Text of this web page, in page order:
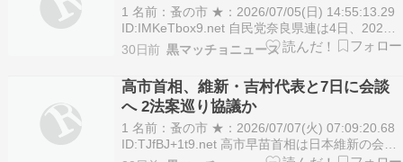
1 名前：蚤の市 ★：2026/07/05(日) 14:55:13.29
ID:IMKeTbox9.net 自民党奈良県連は4日、2027
年春に予定されている次期知事選で現職の山下真
知事への対立候補を擁立する方針を決めた。山下
氏は23年の前回選で日本維新の会公認で初当選し
ている…
30日前 黒マッチョニュース
高市首相、維新・吉村代表と7日に会談
へ 2法案巡り協議か
1 名前：蚤の市 ★：2026/07/07(火) 07:09:20.68
ID:TJfBJ+1t9.net 高市早苗首相は日本維新の会の